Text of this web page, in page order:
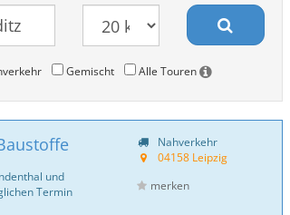
Gemischt Alle Touren
und
Termin
Nahverkehr
04158 Leipzig
merken